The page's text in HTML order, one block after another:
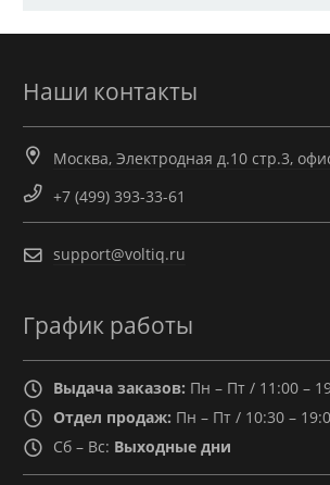
Наши контакты
Москва, Электродная д.10 стр.3,
+7 (499) 393-33-61
support@voltiq.ru
График работы
Выдача заказов: Пн – Пт / 11:00 –
Отдел продаж: Пн – Пт / 10:30 –
Сб – Вс: Выходные дни